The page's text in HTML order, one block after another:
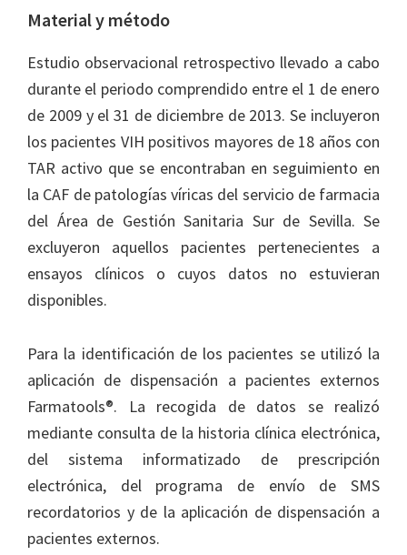
Material y método
Estudio observacional retrospectivo llevado a cabo
durante el periodo comprendido entre el 1 de enero
de 2009 y el 31 de diciembre de 2013. Se incluyeron
los pacientes VIH positivos mayores de 18 años con
TAR activo que se encontraban en seguimiento en
la CAF de patologías víricas del servicio de farmacia
del Área de Gestión Sanitaria Sur de Sevilla. Se
excluyeron aquellos pacientes pertenecientes a
ensayos clínicos o cuyos datos no estuvieran
disponibles.
Para la identificación de los pacientes se utilizó la
aplicación de dispensación a pacientes externos
Farmatools®. La recogida de datos se realizó
mediante consulta de la historia clínica electrónica,
del sistema informatizado de prescripción
electrónica, del programa de envío de SMS
recordatorios y de la aplicación de dispensación a
pacientes externos.